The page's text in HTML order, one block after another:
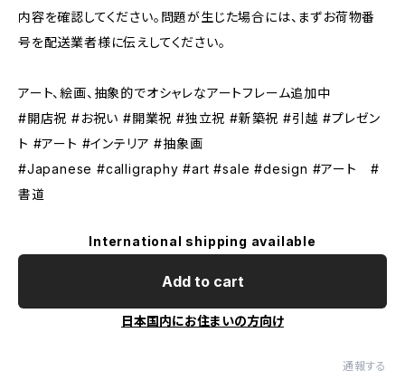
内容を確認してください。問題が生じた場合には、まずお荷物番
号を配送業者様に伝えしてください。
アート、絵画、抽象的でオシャレなアートフレーム追加中
#開店祝 #お祝い #開業祝 #独立祝 #新築祝 #引越 #プレゼン
ト #アート #インテリア #抽象画
#Japanese #calligraphy #art #sale #design #アート #
書道
International shipping available
Add to cart
日本国内にお住まいの方向け
通報する